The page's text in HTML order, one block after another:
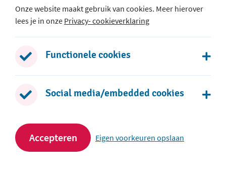
Het Baken
Klepperman 1
0172 - 436 468
Stuur een e-mail
Volg ons op social media
Onze website maakt gebruik van cookies. Meer hierover
lees je in onze Privacy- cookieverklaring
Functionele cookies
Social media/embedded cookies
Accepteren Eigen voorkeuren opslaan